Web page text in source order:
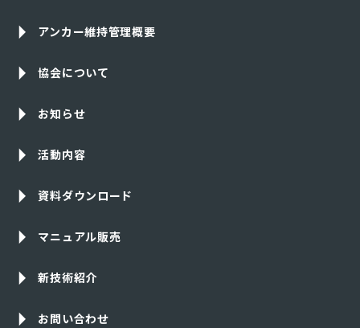
アンカー維持管理概要
協会について
お知らせ
活動内容
資料ダウンロード
マニュアル販売
新技術紹介
お問い合わせ